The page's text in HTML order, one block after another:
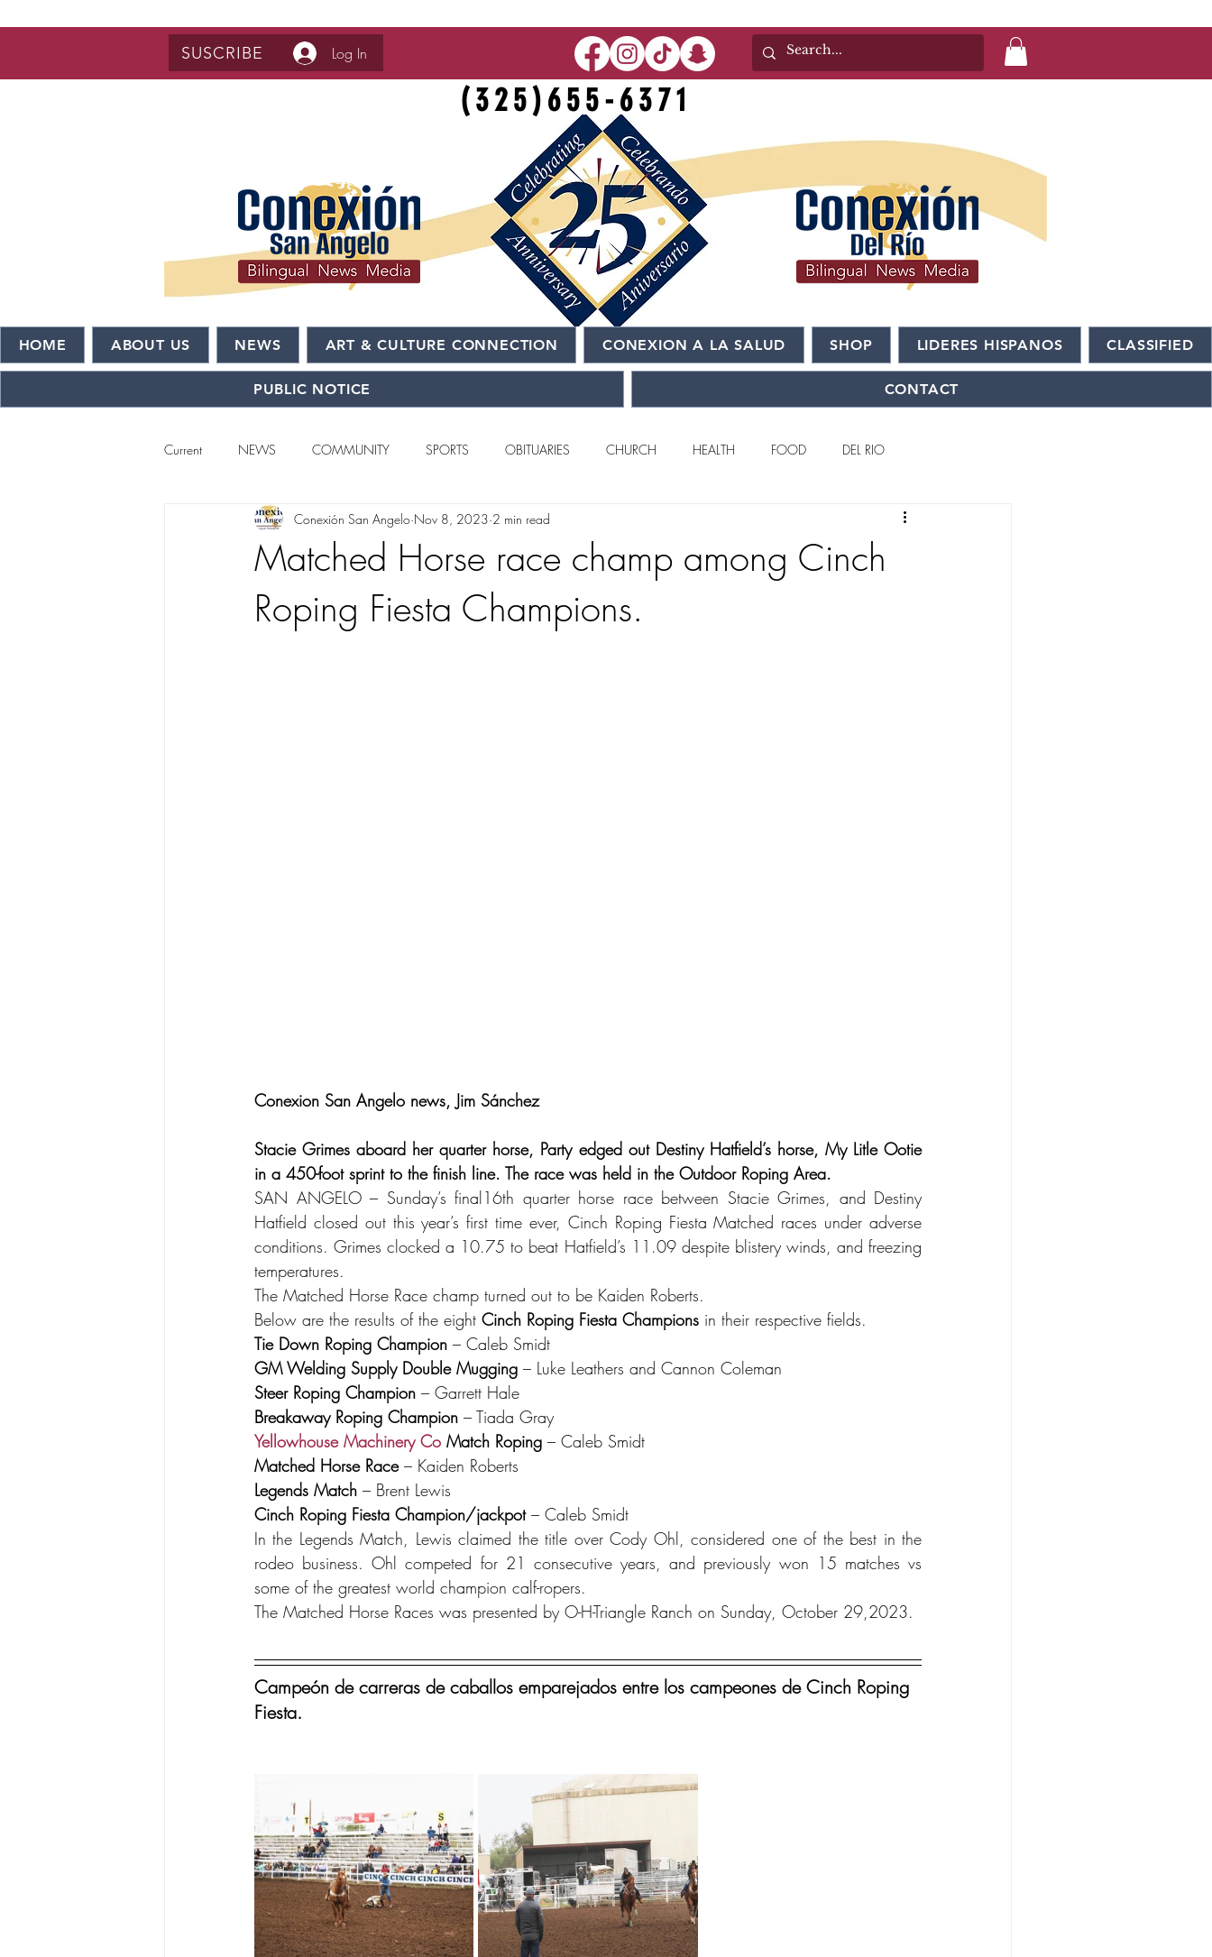
SUSCRIBE Log In
(325)655-6371
HOME ABOUT US NEWS ART & CULTURE CONNECTION CONEXION A LA SALUD SHOP LIDERES HISPANOS CLASSIFIED
PUBLIC NOTICE CONTACT
Current NEWS COMMUNITY SPORTS OBITUARIES CHURCH HEALTH FOOD DEL RIO
SAN ANGELO CONEXION SAN ANGELO INTERNATIONAL
Matched Horse race champ among Cinch
Roping Fiesta Champions.
Conexión San Angelo Nov 8, 2023 2 min read
Conexion San Angelo news, Jim Sánchez
Stacie Grimes aboard her quarter horse, Party edged out Destiny Hatfield’s horse, My Litle Ootie
in a 450-foot sprint to the finish line. The race was held in the Outdoor Roping Area.
SAN ANGELO – Sunday’s final16th quarter horse race between Stacie Grimes, and Destiny
Hatfield closed out this year’s first time ever, Cinch Roping Fiesta Matched races under adverse
conditions. Grimes clocked a 10.75 to beat Hatfield’s 11.09 despite blistery winds, and freezing
temperatures.
The Matched Horse Race champ turned out to be Kaiden Roberts.
Below are the results of the eight Cinch Roping Fiesta Champions in their respective fields.
Tie Down Roping Champion – Caleb Smidt
GM Welding Supply Double Mugging – Luke Leathers and Cannon Coleman
Steer Roping Champion – Garrett Hale
Breakaway Roping Champion – Tiada Gray
Yellowhouse Machinery Co Match Roping – Caleb Smidt
Matched Horse Race – Kaiden Roberts
Legends Match – Brent Lewis
Cinch Roping Fiesta Champion/jackpot – Caleb Smidt
In the Legends Match, Lewis claimed the title over Cody Ohl, considered one of the best in the
rodeo business. Ohl competed for 21 consecutive years, and previously won 15 matches vs
some of the greatest world champion calf-ropers.
The Matched Horse Races was presented by O-H-Triangle Ranch on Sunday, October 29,2023.
Campeón de carreras de caballos emparejados entre los campeones de Cinch Roping
Fiesta.